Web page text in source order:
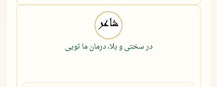
در سختی و بلا، درمان ما تویی